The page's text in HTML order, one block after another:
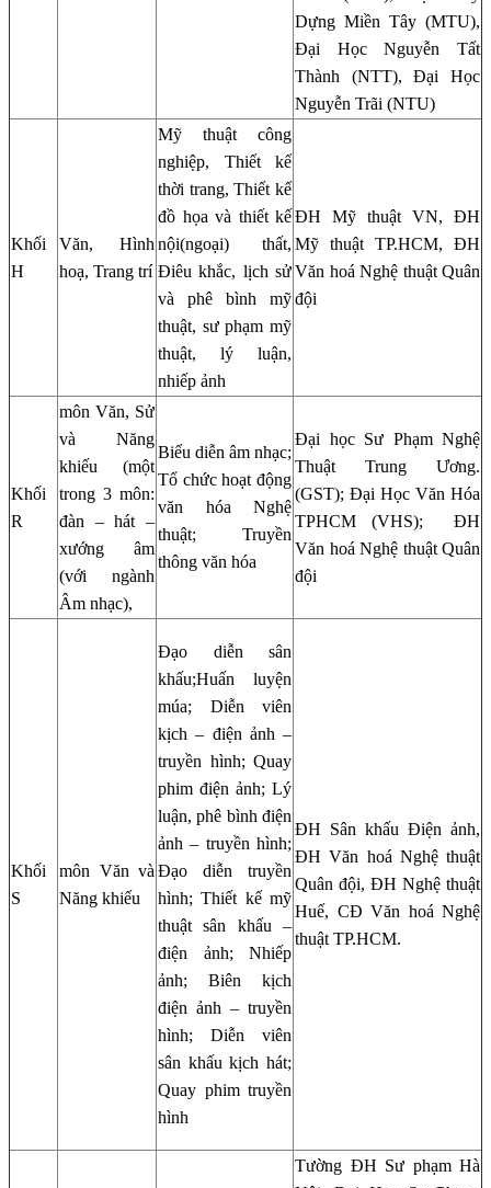
Dựng Miền Tây (MTU),
Đại Học Nguyễn Tất
Thành (NTT), Đại Học
Nguyễn Trãi (NTU)
Khối
H
Văn, Hình
hoạ, Trang trí
Mỹ thuật công
nghiệp, Thiết kế
thời trang, Thiết kế
đồ họa và thiết kế
nội(ngoại) thất,
Điêu khắc, lịch sử
và phê bình mỹ
thuật, sư phạm mỹ
thuật, lý luận,
nhiếp ảnh
ĐH Mỹ thuật VN, ĐH
Mỹ thuật TP.HCM, ĐH
Văn hoá Nghệ thuật Quân
đội
Khối
R
môn Văn, Sử
và Năng
khiếu (một
trong 3 môn:
đàn – hát –
xướng âm
(với ngành
Âm nhạc),
Biểu diễn âm nhạc;
Tổ chức hoạt động
văn hóa Nghệ
thuật; Truyền
thông văn hóa
Đại học Sư Phạm Nghệ
Thuật Trung Ương.
(GST); Đại Học Văn Hóa
TPHCM (VHS); ĐH
Văn hoá Nghệ thuật Quân
đội
Khối
S
môn Văn và
Năng khiếu
Đạo diễn sân
khấu;Huấn luyện
múa; Diễn viên
kịch – điện ảnh –
truyền hình; Quay
phim điện ảnh; Lý
luận, phê bình điện
ảnh – truyền hình;
Đạo diễn truyền
hình; Thiết kế mỹ
thuật sân khấu –
điện ảnh; Nhiếp
ảnh; Biên kịch
điện ảnh – truyền
hình; Diễn viên
sân khấu kịch hát;
Quay phim truyền
hình
ĐH Sân khấu Điện ảnh,
ĐH Văn hoá Nghệ thuật
Quân đội, ĐH Nghệ thuật
Huế, CĐ Văn hoá Nghệ
thuật TP.HCM.
Tường ĐH Sư phạm Hà